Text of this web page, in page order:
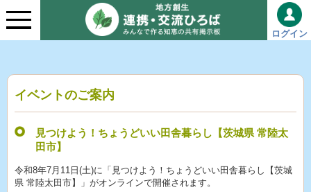
ログイン
イベントのご案内
見つけよう！ちょうどいい田舎暮らし【茨城県 常陸太
田市】
令和8年7月11日(土)に「見つけよう！ちょうどいい田舎暮らし【茨城
県 常陸太田市】」がオンラインで開催されます。